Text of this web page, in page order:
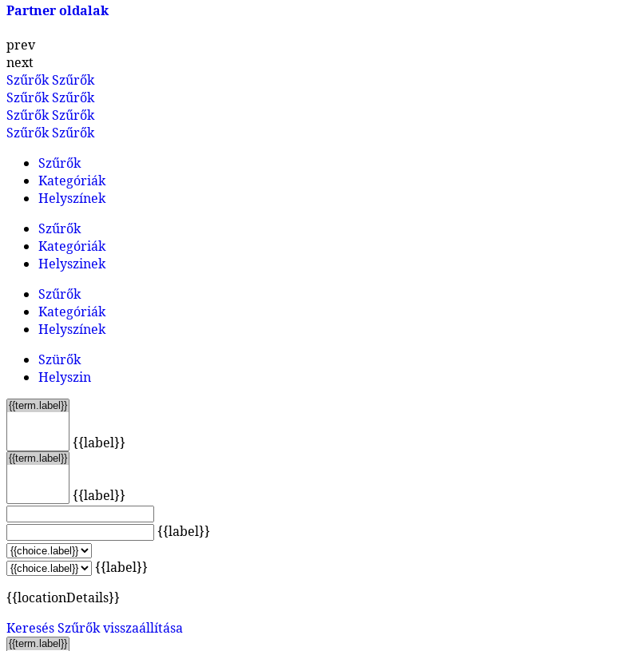
Partner oldalak
prev
next
SzűrőkSzűrők
SzűrőkSzűrők
SzűrőkSzűrők
SzűrőkSzűrők
Szűrők
Kategóriák
Helyszínek
Szűrők
Kategóriák
Helyszinek
Szűrők
Kategóriák
Helyszínek
Szürők
Helyszin
{{label}}
{{label}}
{{label}}
{{label}}
{{locationDetails}}
KeresésSzűrők visszaállítása